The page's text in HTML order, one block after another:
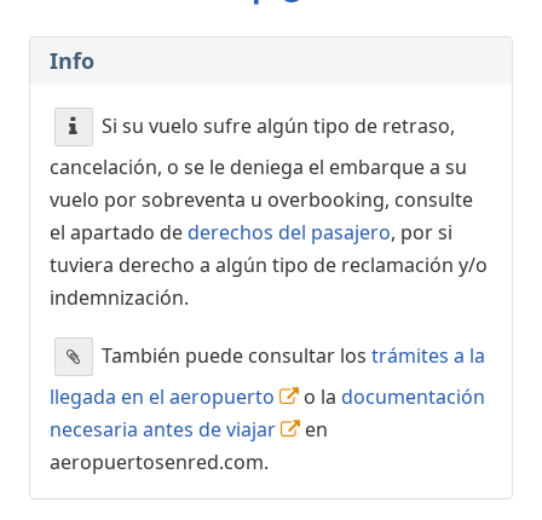
Info
Si su vuelo sufre algún tipo de retraso,
cancelación, o se le deniega el embarque a su
vuelo por sobreventa u overbooking, consulte
el apartado dederechos del pasajero, por si
tuviera derecho a algún tipo de reclamación y/o
indemnización.
También puede consultar los trámites a la
llegada en el aeropuerto
o la documentación
necesaria antes de viajar
en
aeropuertosenred.com.